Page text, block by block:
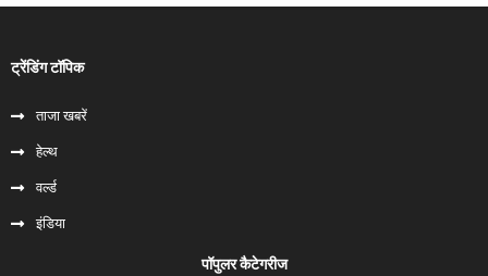
ट्रेंडिंग टॉपिक
ताजा खबरें
हेल्‍थ
वर्ल्ड
इंडिया
पॉपुलर कैटेगरीज